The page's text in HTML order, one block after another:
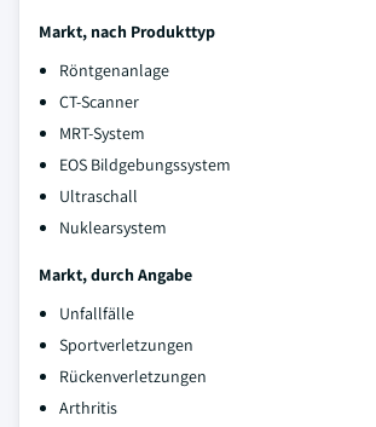
Markt, nach Produkttyp
Röntgenanlage
CT-Scanner
MRT-System
EOS Bildgebungssystem
Ultraschall
Nuklearsystem
Markt, durch Angabe
Unfallfälle
Sportverletzungen
Rückenverletzungen
Arthritis